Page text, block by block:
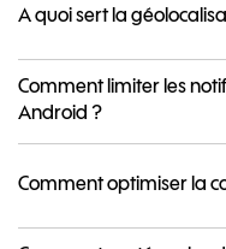
A quoi sert la
Comment limiter les
Android ?
Comment optimiser la